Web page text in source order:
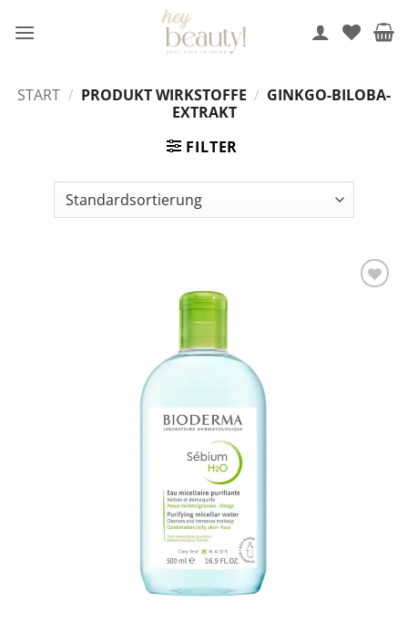
Inhalt
START / PRODUKT WIRKSTOFFE / GINKGO-BILOBA-
EXTRAKT
FILTER